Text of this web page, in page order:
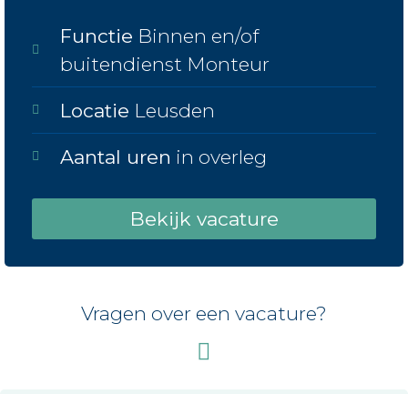
Functie Binnen en/of
buitendienst Monteur
Locatie Leusden
Aantal uren in overleg
Bekijk vacature
Vragen over een vacature?